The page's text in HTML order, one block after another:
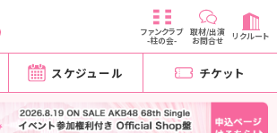
ファンクラブ
-柱の会-
取材/出演
お問合せ リクルート
スケジュール チケット